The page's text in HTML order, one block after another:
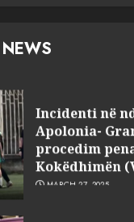
pasuri të
Incidenti në
Apolonia-
procedim
Kokëdhimën